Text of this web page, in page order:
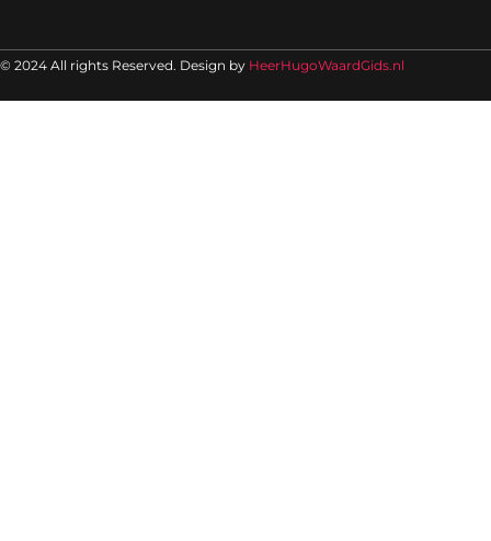
© 2024 All rights Reserved. Design by HeerHugoWaardGids.nl